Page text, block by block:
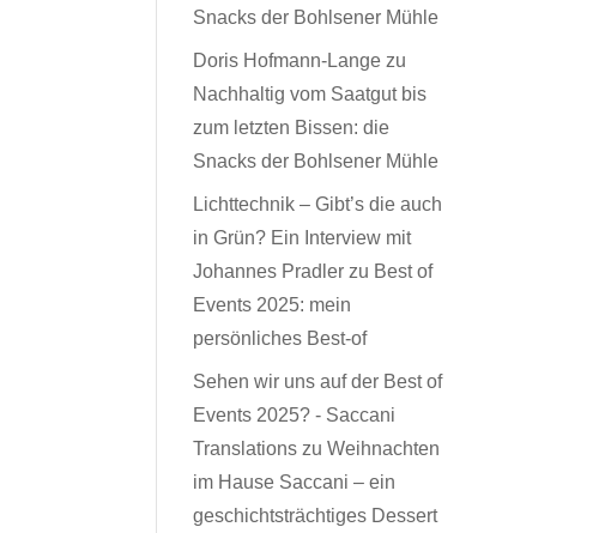
Snacks der Bohlsener Mühle
Doris Hofmann-Langezu
Nachhaltig vom Saatgut bis
zum letzten Bissen: die
Snacks der Bohlsener Mühle
Lichttechnik – Gibt’s die auch
in Grün? Ein Interview mit
Johannes Pradlerzu Best of
Events 2025: mein
persönliches Best-of
Sehen wir uns auf der Best of
Events 2025? - Saccani
Translationszu Weihnachten
im Hause Saccani – ein
geschichtsträchtiges Dessert